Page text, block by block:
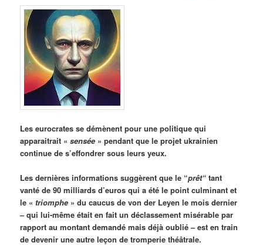
Les eurocrates se démènent pour une politique qui
apparaitrait «sensée » pendant que le projet ukrainien
continue de s’effondrer sous leurs yeux.
Les dernières informations suggèrent que le “prêt“tant
vanté de 90 milliards d’euros qui a été le point culminant et
le « triomphe » du caucus de von der Leyen le mois dernier
– qui lui-même était en fait un déclassement misérable par
rapport au montant demandé mais déjà oublié – est en train
de devenir une autre leçon de tromperie théâtrale.